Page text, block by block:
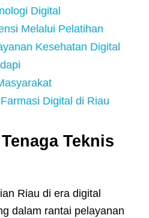
Digital
Melalui Pelatihan
Kesehatan Digital
Digital di Riau
Teknis
Riau di era digital
dalam rantai pelayanan